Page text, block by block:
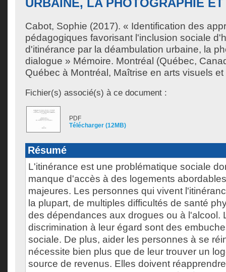
URBAINE, LA PHOTOGRAPHIE
Cabot, Sophie (2017). « Identification des
pédagogiques favorisant l'inclusion sociale
d'itinérance par la déambulation urbaine, la
dialogue » Mémoire. Montréal (Québec,
Québec à Montréal, Maîtrise en arts visuels
Fichier(s) associé(s) à ce document :
PDF
Télécharger (12MB)
Résumé
L'itinérance est une problématique sociale
manque d'accès à des logements
majeures. Les personnes qui vivent
la plupart, de multiples difficultés de santé
des dépendances aux drogues ou à l'alcool.
discrimination à leur égard sont des
sociale. De plus, aider les personnes à se
nécessite bien plus que de leur trouver un
source de revenus. Elles doivent